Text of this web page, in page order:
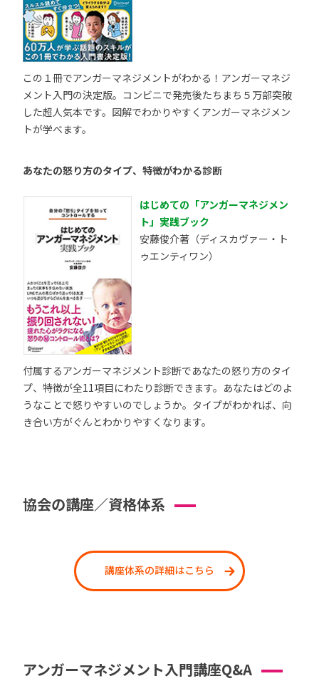
この１冊でアンガーマネジメントがわかる！アンガーマネジ
メント入門の決定版。コンビニで発売後たちまち５万部突破
した超人気本です。図解でわかりやすくアンガーマネジメン
トが学べます。
あなたの怒り方のタイプ、特徴がわかる診断
はじめての「アンガーマネジメン
ト」実践ブック
安藤俊介著（ディスカヴァー・ト
ゥエンティワン）
付属するアンガーマネジメント診断であなたの怒り方のタイ
プ、特徴が全11項目にわたり診断できます。あなたはどのよ
うなことで怒りやすいのでしょうか。タイプがわかれば、向
き合い方がぐんとわかりやすくなります。
協会の講座／資格体系
講座体系の詳細はこちら
アンガーマネジメント入門講座Q&A